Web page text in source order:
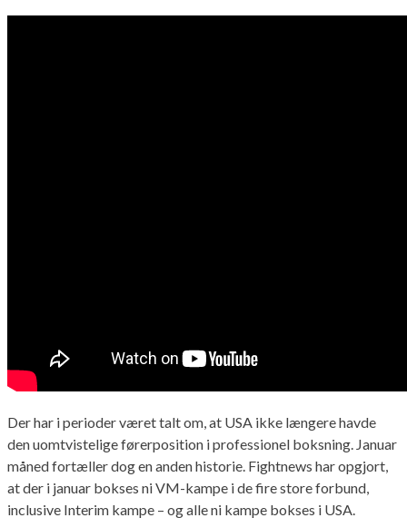
Der har i perioder været talt om, at USA ikke længere havde
den uomtvistelige førerposition i professionel boksning. Januar
måned fortæller dog en anden historie. Fightnews har opgjort,
at der i januar bokses ni VM-kampe i de fire store forbund,
inclusive Interim kampe – og alle ni kampe bokses i USA.